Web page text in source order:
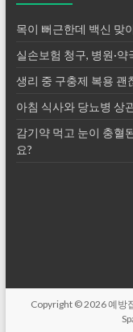
목이 뻐근한데 백신 맞
실손보험 청구, 병원·
생리 중 구충제 복용 괜
아침 식사와 당뇨병 상
감기약 먹고 눈이 충혈
요?
Copyright © 2026예방